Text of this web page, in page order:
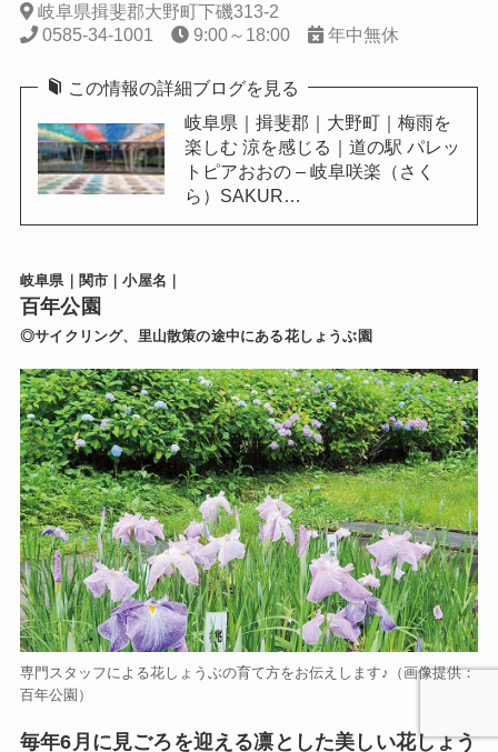
岐阜県揖斐郡大野町下磯313-2
0585-34-1001
9:00～18:00 年中無休
この情報の詳細ブログを見る
岐阜県｜揖斐郡｜大野町｜梅雨を
楽しむ 涼を感じる｜道の駅 パレッ
トピアおおの – 岐阜咲楽（さく
ら）SAKUR…
岐阜県｜関市｜小屋名｜
百年公園
◎サイクリング、里山散策の途中にある花しょうぶ園
専門スタッフによる花しょうぶの育て方をお伝えします♪（画像提供：
百年公園）
毎年6月に見ごろを迎える凛とした美しい花しょう